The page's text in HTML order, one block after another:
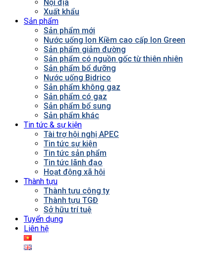
Nội địa
Xuất khẩu
Sản phẩm
Sản phẩm mới
Nước uống Ion Kiềm cao cấp Ion Green
Sản phẩm giảm đường
Sản phẩm có nguồn gốc từ thiên nhiên
Sản phẩm bổ dưỡng
Nước uống Bidrico
Sản phẩm không gaz
Sản phẩm có gaz
Sản phẩm bổ sung
Sản phẩm khác
Tin tức & sự kiện
Tài trợ hội nghị APEC
Tin tức sự kiện
Tin tức sản phẩm
Tin tức lãnh đạo
Hoạt động xã hội
Thành tựu
Thành tựu công ty
Thành tựu TGĐ
Sở hữu trí tuệ
Tuyển dụng
Liên hệ